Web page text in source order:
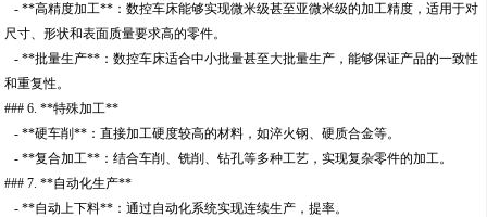
- **高精度加工**：数控车床能够实现微米级甚至亚微米级的加工精度，适用于对
尺寸、形状和表面质量要求高的零件。
- **批量生产**：数控车床适合中小批量甚至大批量生产，能够保证产品的一致性
和重复性。
### 6. **特殊加工**
- **硬车削**：直接加工硬度较高的材料，如淬火钢、硬质合金等。
- **复合加工**：结合车削、铣削、钻孔等多种工艺，实现复杂零件的加工。
### 7. **自动化生产**
- **自动上下料**：通过自动化系统实现连续生产，提率。